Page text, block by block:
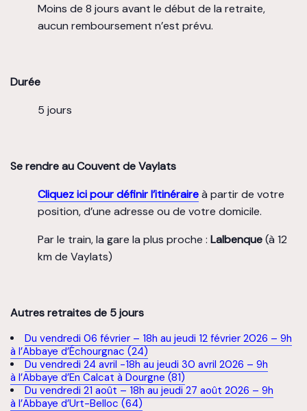
Moins de 8 jours avant le début de la retraite,
aucun remboursement n’est prévu.
Durée
5 jours
Se rendre au Couvent de Vaylats
Cliquez ici pour définir l’itinéraireà partir de votre
position, d’une adresse ou de votre domicile.
Par le train, la gare la plus proche : Lalbenque(à 12
km de Vaylats)
Autres retraites de 5 jours
Du vendredi 06 février – 18h au jeudi 12 février 2026 – 9h
à l’Abbaye d’Échourgnac (24)
Du vendredi 24 avril -18h au jeudi 30 avril 2026 – 9h
à l’Abbaye d’En Calcat à Dourgne (81)
Du vendredi 21 août – 18h au jeudi 27 août 2026 – 9h
à l’Abbaye d’Urt-Belloc (64)